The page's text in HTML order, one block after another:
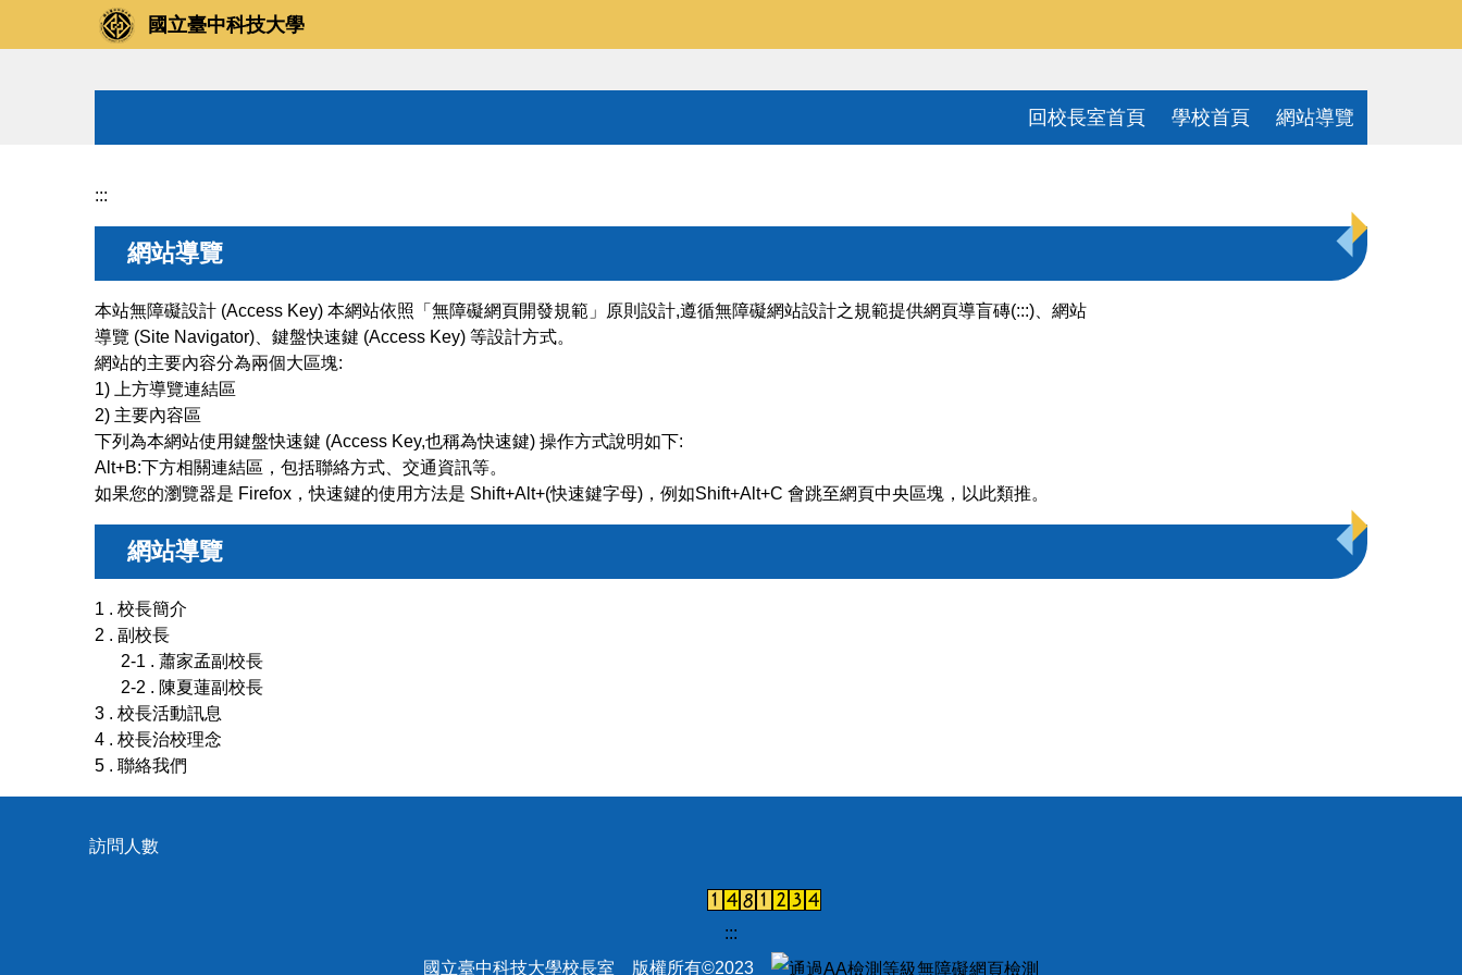
國立臺中科技大學
回校長室首頁 學校首頁 網站導覽
:::
網站導覽
本站無障礙設計 (Access Key) 本網站依照「無障礙網頁開發規範」原則設計,遵循無障礙網站設計之規範提供網頁導盲磚(:::)、網站
導覽 (Site Navigator)、鍵盤快速鍵 (Access Key) 等設計方式。
網站的主要內容分為兩個大區塊:
1) 上方導覽連結區
2) 主要內容區
下列為本網站使用鍵盤快速鍵 (Access Key,也稱為快速鍵) 操作方式說明如下:
Alt+B:下方相關連結區，包括聯絡方式、交通資訊等。
如果您的瀏覽器是 Firefox，快速鍵的使用方法是 Shift+Alt+(快速鍵字母)，例如Shift+Alt+C 會跳至網頁中央區塊，以此類推。
網站導覽
1 . 校長簡介
2 . 副校長
2-1 . 蕭家孟副校長
2-2 . 陳夏蓮副校長
3 . 校長活動訊息
4 . 校長治校理念
5 . 聯絡我們
:::
國立臺中科技大學校長室 版權所有©2023